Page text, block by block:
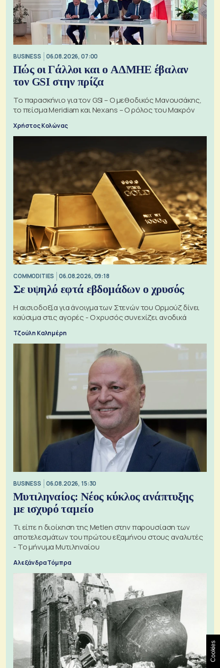
BUSINESS 06.08.2026, 07:00
Πώς οι Γάλλοι και ο ΑΔΜΗΕ έβαλαν
τον GSI στην πρίζα
Το παρασκήνιο για τον GSI – Ο μεθοδικός Μανουσάκης,
το πείσμα Meridiam και Nexans – Ο ρόλος του Μακρόν
Χρήστος Κολώνας
COMMODITIES 06.08.2026, 09:18
Σε υψηλό εφτά εβδομάδων ο χρυσός
Η αισιοδοξία για άνοιγμα των Στενών του Ορμούζ δίνει
καύσιμα στις αγορές - Ο χρυσός συνεχίζει ανοδικά
Τζούλη Καλημέρη
BUSINESS 06.08.2026, 15:30
Μυτιληναίος: Νέος κύκλος ανάπτυξης
με ισχυρό ταμείο
Τι είπε η διοίκηση της Metlen στην παρουσίαση των
αποτελεσμάτων του πρώτου εξαμήνου στους αναλυτές
- Το μήνυμα Μυτιληναίου
Αλεξάνδρα Τόμπρα
Cookies